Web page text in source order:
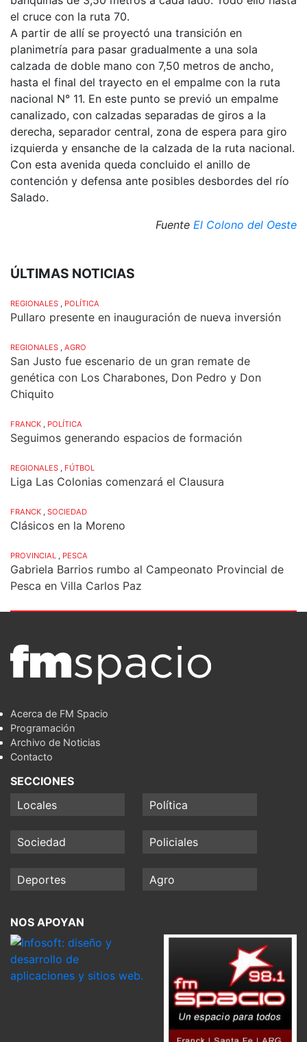
el cruce con la ruta 70.
A partir de allí se proyectó una transición en
planimetría para pasar gradualmente a una sola
calzada de doble mano con 7,50 metros de ancho,
hasta el final del trayecto en el empalme con la ruta
nacional N° 11. En este punto se previó un empalme
canalizado, con calzadas separadas de giros a la
derecha, separador central, zona de espera para giro
izquierda y ensanche de la calzada de la ruta nacional.
Con esta avenida queda concluido el anillo de
contención y defensa ante posibles desbordes del río
Salado.
Fuente El Colono del Oeste
ÚLTIMAS NOTICIAS
REGIONALES , POLÍTICA
Pullaro presente en inauguración de nueva inversión
REGIONALES , AGRO
San Justo fue escenario de un gran remate de
genética con Los Charabones, Don Pedro y Don
Chiquito
FRANCK , POLÍTICA
Seguimos generando espacios de formación
REGIONALES , FÚTBOL
Liga Las Colonias comenzará el Clausura
FRANCK , SOCIEDAD
Clásicos en la Moreno
PROVINCIAL , PESCA
Gabriela Barrios rumbo al Campeonato Provincial de
Pesca en Villa Carlos Paz
Acerca de FM Spacio
Programación
Archivo de Noticias
Contacto
SECCIONES
Locales
Política
Sociedad Policiales
Deportes Agro
NOS APOYAN